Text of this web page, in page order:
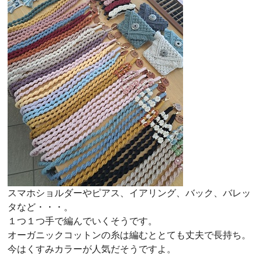
スマホショルダーやピアス、イアリング、バック、バレッ
タなど・・・。
１つ１つ手で編んでいくそうです。
オーガニックコットンの糸は編むととても丈夫で長持ち。
今はくすみカラーが人気だそうですよ。